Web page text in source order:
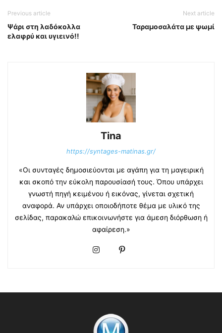
Previous article
Ψάρι στη λαδόκολλα
ελαφρύ και υγιεινό!!
Next article
Ταραμοσαλάτα με ψωμί
Tina
https://syntages-matinas.gr/
«Οι συνταγές δημοσιεύονται με αγάπη για τη μαγειρική
και σκοπό την εύκολη παρουσίασή τους. Όπου υπάρχει
γνωστή πηγή κειμένου ή εικόνας, γίνεται σχετική
αναφορά. Αν υπάρχει οποιοδήποτε θέμα με υλικό της
σελίδας, παρακαλώ επικοινωνήστε για άμεση διόρθωση ή
αφαίρεση.»